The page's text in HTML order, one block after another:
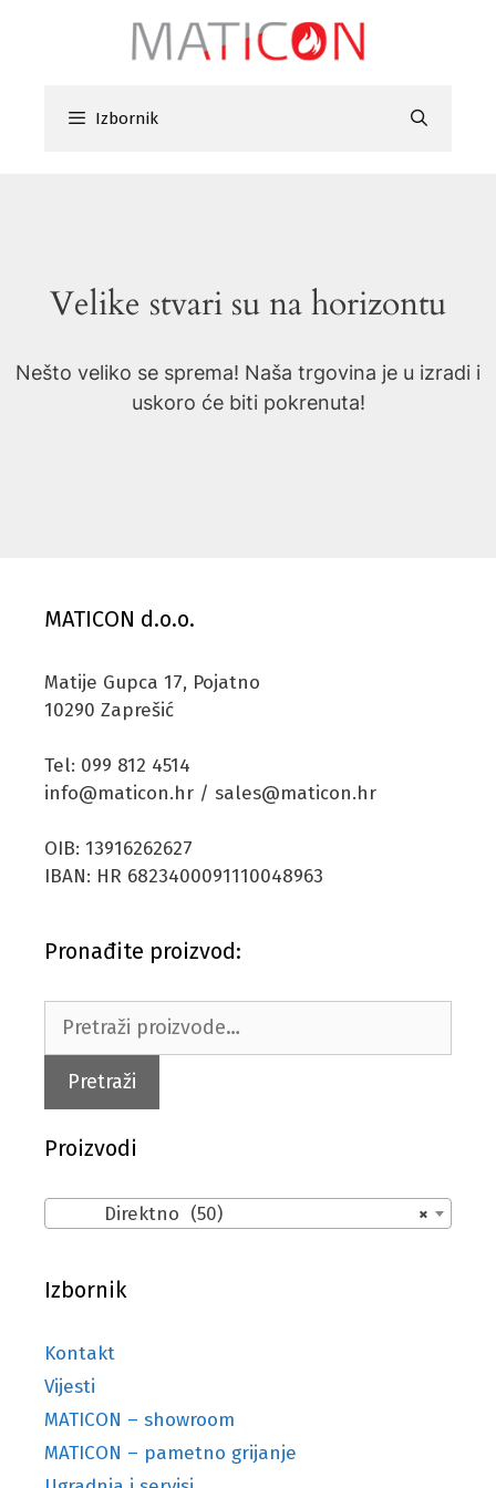
Izbornik
Velike stvari su na horizontu
Nešto veliko se sprema! Naša trgovina je u izradi i
uskoro će biti pokrenuta!
MATICON d.o.o.
Matije Gupca 17, Pojatno
10290 Zaprešić
Tel: 099 812 4514
info@maticon.hr / sales@maticon.hr
OIB: 13916262627
IBAN: HR 6823400091110048963
Pronađite proizvod:
Pretraži
Proizvodi
×
Direktno (50)
Izbornik
Kontakt
Vijesti
MATICON – showroom
MATICON – pametno grijanje